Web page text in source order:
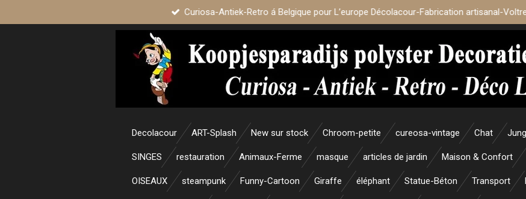
Curiosa-Antiek-Retro á Belgique pour L’europe Décolacour-Fabrication artisanal-
Decolacour ART-Splash New sur stock Chroom-petite cureosa-vintage Chat
SINGES restauration Animaux-Ferme masque articles de jardin Maison & Confort
OISEAUX steampunk Funny-Cartoon Giraffe éléphant Statue-Béton Transport